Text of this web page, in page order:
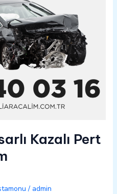
Kazalı Pert
/ admin